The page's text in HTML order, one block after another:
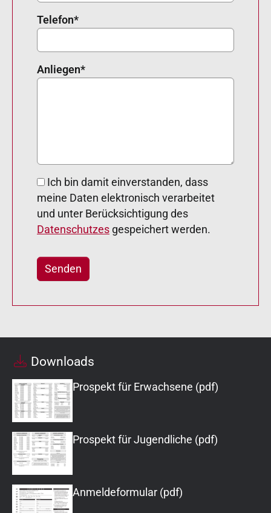
Telefon*
Anliegen*
meine Daten elektronisch verarbeitet
und unter Berücksichtigung des
Datenschutzes gespeichert werden.
Downloads
Prospekt für Erwachsene (pdf)
Prospekt für Jugendliche (pdf)
Anmeldeformular (pdf)